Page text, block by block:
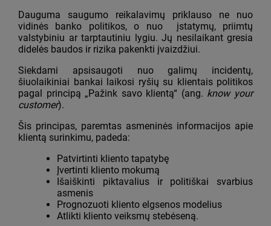
Dauguma saugumo reikalavimų priklauso ne nuo
vidinės banko politikos, o nuo įstatymų, priimtų
valstybiniu ar tarptautiniu lygiu. Jų nesilaikant gresia
didelės baudos ir rizika pakenkti įvaizdžiui.
Siekdami apsisaugoti nuo galimų incidentų,
šiuolaikiniai bankai laikosi ryšių su klientais politikos
pagal principą „Pažink savo klientą“ (ang. know your
customer).
Šis principas, paremtas asmeninės informacijos apie
klientą surinkimu, padeda:
Patvirtinti kliento tapatybę
Įvertinti kliento mokumą
Išaiškinti piktavalius ir politiškai svarbius
asmenis
Prognozuoti kliento elgsenos modelius
Atlikti kliento veiksmų stebėseną.